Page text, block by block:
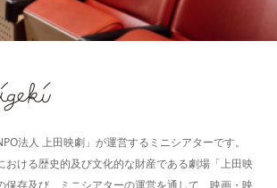
法人 上田映劇」が運営するミニシアターです。
おける歴史的及び文化的な財産である劇場「上田映
保存及び、ミニシアターの運営を通して、映画・映